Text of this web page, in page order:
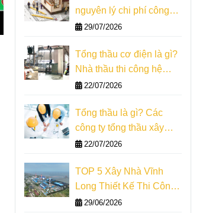
nguyên lý chi phí công
trình
29/07/2026
Tổng thầu cơ điện là gì?
Nhà thầu thi công hệ
thống m&e
22/07/2026
Tổng thầu là gì? Các
công ty tổng thầu xây
dựng
22/07/2026
TOP 5 Xây Nhà Vĩnh
Long Thiết Kế Thi Công
Giám Sát
29/06/2026